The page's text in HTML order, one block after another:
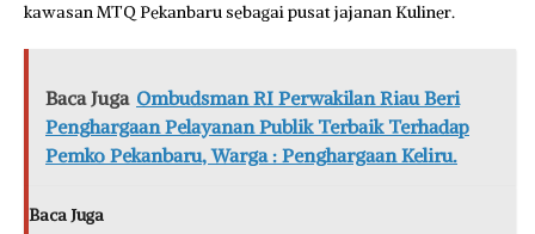
kawasan MTQ Pekanbaru sebagai pusat jajanan Kuliner.
Baca Juga Ombudsman RI Perwakilan Riau Beri
Penghargaan Pelayanan Publik Terbaik Terhadap
Pemko Pekanbaru, Warga : Penghargaan Keliru.
Baca Juga